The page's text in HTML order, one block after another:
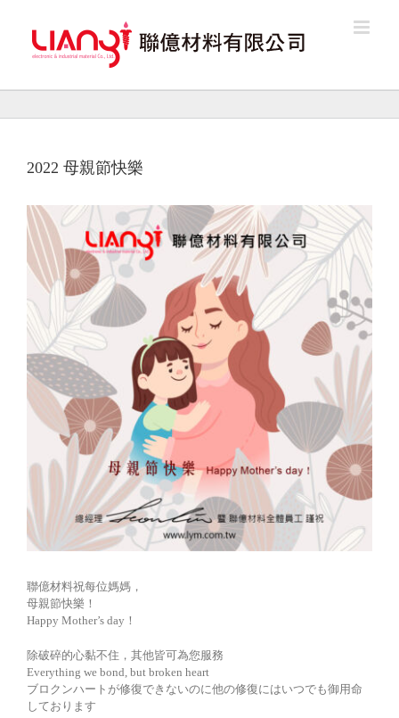
content
2022 母親節快樂
View
Larger
Image
聯億材料祝每位媽媽，
母親節快樂！
Happy Mother’s day！
除破碎的心黏不住，其他皆可為您服務
Everything we bond, but broken heart
ブロクンハートが修復できないのに他の修復にはいつでも御用命
しております